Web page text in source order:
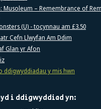
Musoleum – Remembrance of
(U) - tocynnau am £3.50
Cefn Llwyfan Am Ddim
Glan yr Afon
ddigwyddiadau y mis hwn
i ddigwyddiad yn: